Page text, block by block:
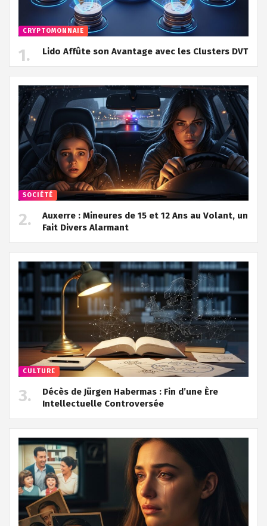
CRYPTOMONNAIE
Lido Affûte son Avantage avec les Clusters DVT
SOCIÉTÉ
Auxerre : Mineures de 15 et 12 Ans au Volant, un
Fait Divers Alarmant
CULTURE
Décès de Jürgen Habermas : Fin d’une Ère
Intellectuelle Controversée